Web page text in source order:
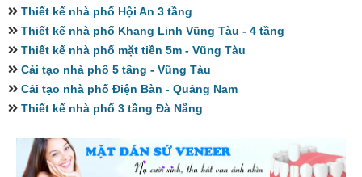
Thiết kế nhà phố Hội An 3 tầng
Thiết kế nhà phố Khang Linh Vũng Tàu - 4 tầng
Thiết kế nhà phố mặt tiền 5m - Vũng Tàu
Cải tạo nhà phố 5 tầng - Vũng Tàu
Cải tạo nhà phố Điện Bàn - Quảng Nam
Thiết kế nhà phố 3 tầng Đà Nẵng